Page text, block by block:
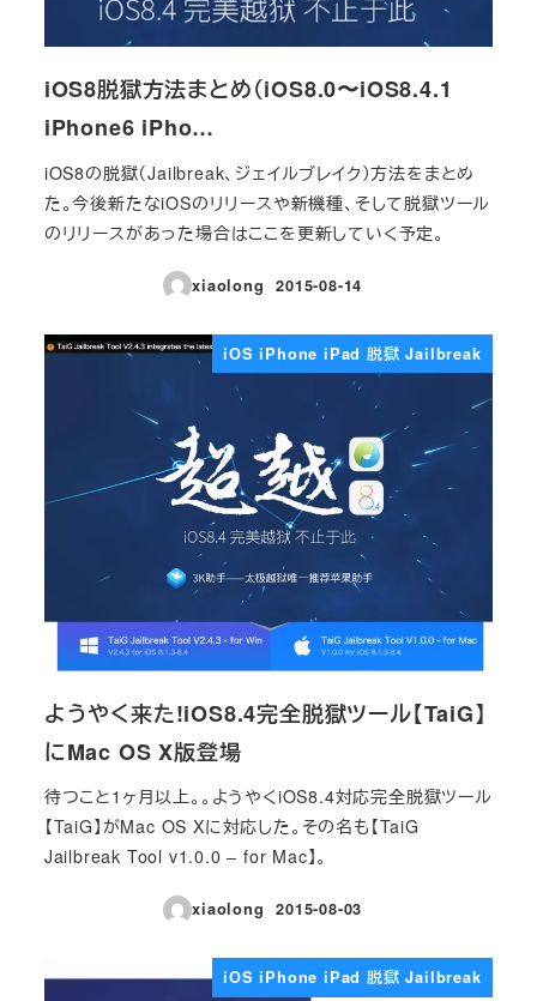
iOS8脱獄方法まとめ（iOS8.0〜iOS8.4.1
iPhone6 iPho…
iOS8の脱獄（Jailbreak、ジェイルブレイク）方法をまとめ
た。今後新たなiOSのリリースや新機種、そして脱獄ツール
のリリースがあった場合はここを更新していく予定。
xiaolong
投稿日
2015-08-14
iOS iPhone iPad 脱獄 Jailbreak
ようやく来た!iOS8.4完全脱獄ツール【TaiG】
にMac OS X版登場
待つこと1ヶ月以上。。ようやくiOS8.4対応完全脱獄ツール
【TaiG】がMac OS Xに対応した。その名も【TaiG
Jailbreak Tool v1.0.0 – for Mac】。
xiaolong
投稿日
2015-08-03
iOS iPhone iPad 脱獄 Jailbreak